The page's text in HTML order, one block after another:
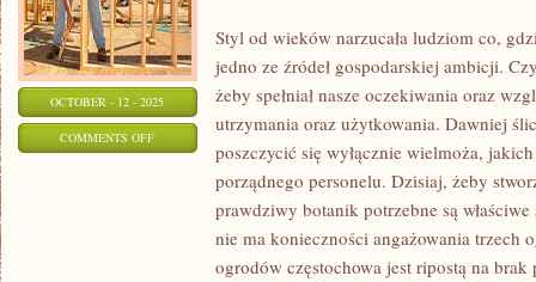
OCTOBER - 12 - 2025
COMMENTS OFFON
PRZENOSINY
Styl od wieków narzucała ludziom co,
jedno ze źródeł gospodarskiej ambicji.
żeby spełniał nasze oczekiwania oraz
utrzymania oraz użytkowania. Dawniej
poszczycić się wyłącznie wielmoża,
porządnego personelu. Dzisiaj, żeby
prawdziwy botanik potrzebne są
nie ma konieczności angażowania trzech
ogrodów częstochowa jest ripostą na